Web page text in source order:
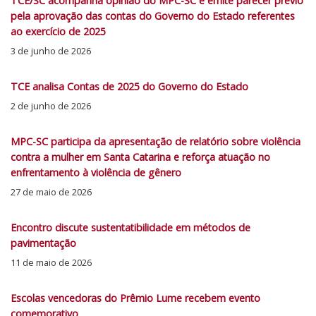
pela aprovação das contas do Governo do Estado referentes
ao exercício de 2025
3 de junho de 2026
TCE analisa Contas de 2025 do Governo do Estado
2 de junho de 2026
MPC-SC participa da apresentação de relatório sobre violência
contra a mulher em Santa Catarina e reforça atuação no
enfrentamento à violência de gênero
27 de maio de 2026
Encontro discute sustentatibilidade em métodos de
pavimentação
11 de maio de 2026
Escolas vencedoras do Prêmio Lume recebem evento